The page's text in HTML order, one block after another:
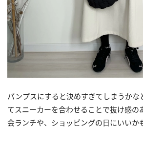
パンプスにすると決めすぎてしまうかな
てスニーカーを合わせることで抜け感の
会ランチや、ショッピングの日にいいか